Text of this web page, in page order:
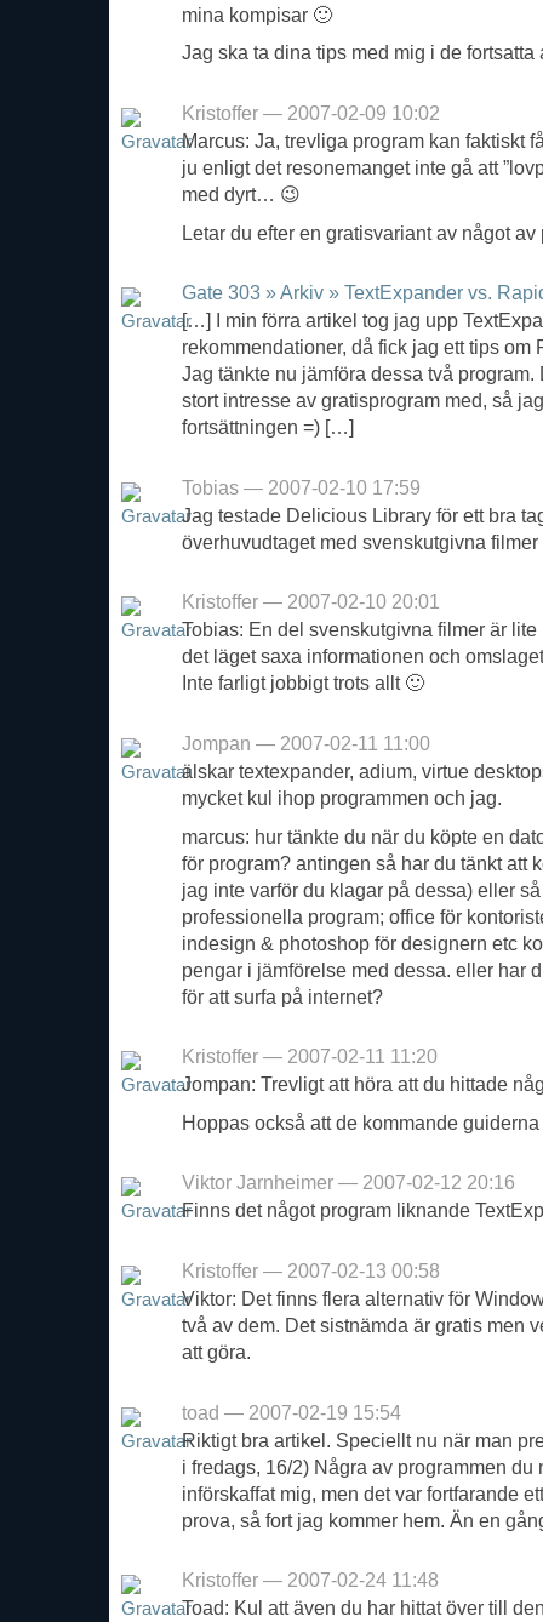
mina kompisar 🙂
Jag ska ta dina tips med mig i de fortsatta
Kristoffer — 2007-02-09 10:02
Marcus: Ja, trevliga program kan faktiskt
ju enligt det resonemanget inte gå att
med dyrt… 😉
Letar du efter en gratisvariant av något av
Gate 303 » Arkiv » TextExpander vs.
[…] I min förra artikel tog jag upp
rekommendationer, då fick jag ett tips om
Jag tänkte nu jämföra dessa två
stort intresse av gratisprogram med, så
fortsättningen =) […]
Tobias — 2007-02-10 17:59
Jag testade Delicious Library för ett bra
överhuvudtaget med svenskutgivna
Kristoffer — 2007-02-10 20:01
Tobias: En del svenskutgivna filmer är
det läget saxa informationen och
Inte farligt jobbigt trots allt 🙂
Jompan — 2007-02-11 11:00
älskar textexpander, adium, virtue
mycket kul ihop programmen och jag.
marcus: hur tänkte du när du köpte en
för program? antingen så har du tänkt att
jag inte varför du klagar på dessa) eller
professionella program; office för
indesign & photoshop för designern etc
pengar i jämförelse med dessa. eller har
för att surfa på internet?
Kristoffer — 2007-02-11 11:20
Jompan: Trevligt att höra att du hittade
Hoppas också att de kommande
Viktor Jarnheimer — 2007-02-12 20:16
Finns det något program liknande
Kristoffer — 2007-02-13 00:58
Viktor: Det finns flera alternativ för
två av dem. Det sistnämda är gratis men
att göra.
toad — 2007-02-19 15:54
Riktigt bra artikel. Speciellt nu när man
i fredags, 16/2) Några av programmen
införskaffat mig, men det var fortfarande
prova, så fort jag kommer hem. Än en
Kristoffer — 2007-02-24 11:48
Toad: Kul att även du har hittat över till